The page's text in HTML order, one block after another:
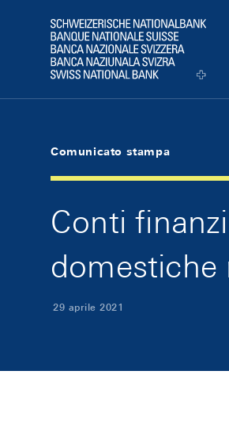
Logo
Comunicato stampa
Conti
domestiche
29 aprile 2021